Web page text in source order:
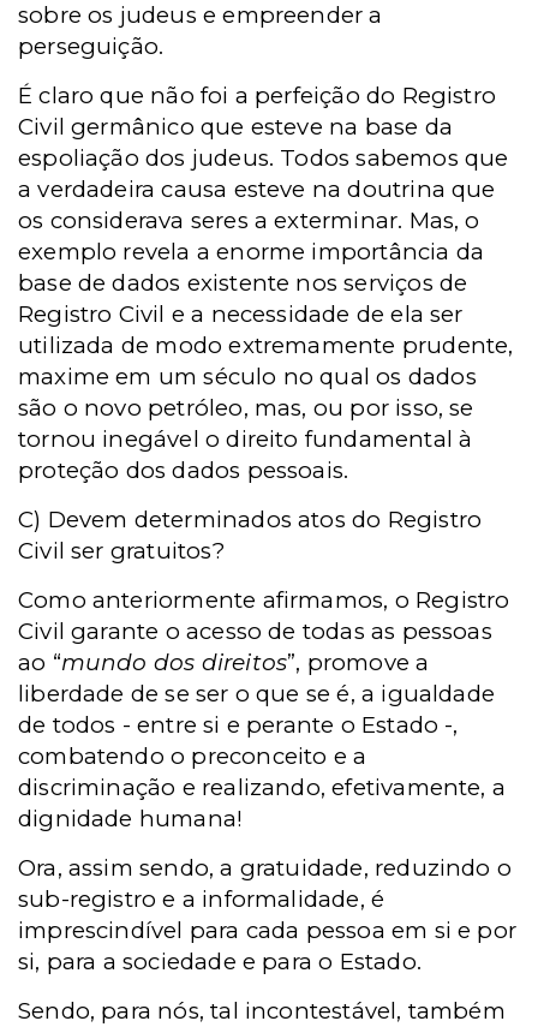
sobre os judeus e empreender a
perseguição.
É claro que não foi a perfeição do Registro
Civil germânico que esteve na base da
espoliação dos judeus. Todos sabemos que
a verdadeira causa esteve na doutrina que
os considerava seres a exterminar. Mas, o
exemplo revela a enorme importância da
base de dados existente nos serviços de
Registro Civil e a necessidade de ela ser
utilizada de modo extremamente prudente,
maxime em um século no qual os dados
são o novo petróleo, mas, ou por isso, se
tornou inegável o direito fundamental à
proteção dos dados pessoais.
C) Devem determinados atos do Registro
Civil ser gratuitos?
Como anteriormente afirmamos, o Registro
Civil garante o acesso de todas as pessoas
ao “mundo dos direitos”, promove a
liberdade de se ser o que se é, a igualdade
de todos - entre si e perante o Estado -,
combatendo o preconceito e a
discriminação e realizando, efetivamente, a
dignidade humana!
Ora, assim sendo, a gratuidade, reduzindo o
sub-registro e a informalidade, é
imprescindível para cada pessoa em si e por
si, para a sociedade e para o Estado.
Sendo, para nós, tal incontestável, também